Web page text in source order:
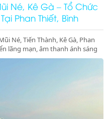
Né, Kê Gà – Tổ Chức
Phan Thiết, Bình
Né, Tiến Thành, Kê Gà, Phan
lãng mạn, âm thanh ánh sáng
Liên hệ ngay để đặt dịch vụ